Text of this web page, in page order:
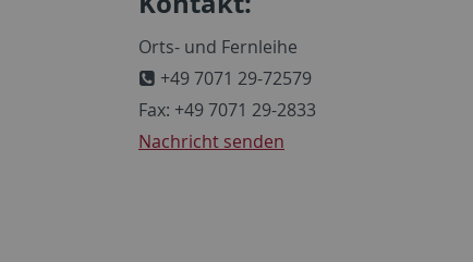
Orts- und Fernleihe
+49 7071 29-72579
Fax: +49 7071 29-2833
Nachricht senden